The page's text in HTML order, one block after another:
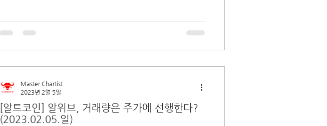
[알트코인] 알위브, 거래량은 주가에 선행한다?
(2023.02.05.일)
Master Chartist
2023년 2월 5일